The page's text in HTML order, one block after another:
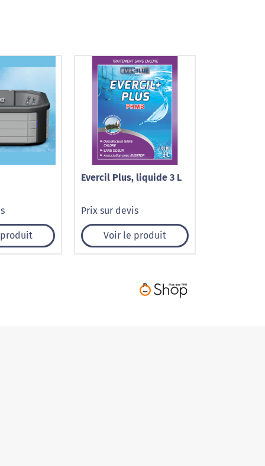
Evercil Plus, liquide 3 L
Prix sur devis
Voir le produit